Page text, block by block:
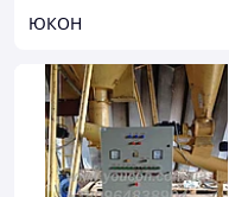
ЮКОН